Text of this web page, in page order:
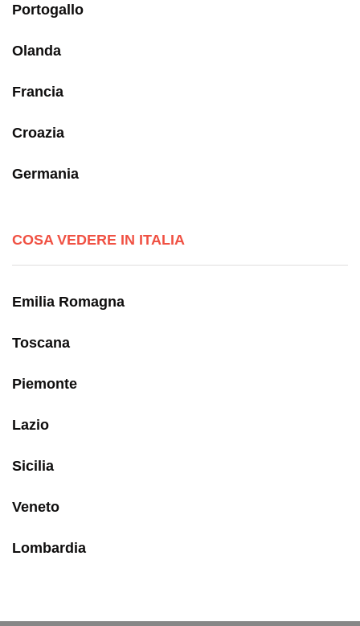
Portogallo
Olanda
Francia
Croazia
Germania
COSA VEDERE IN ITALIA
Emilia Romagna
Toscana
Piemonte
Lazio
Sicilia
Veneto
Lombardia